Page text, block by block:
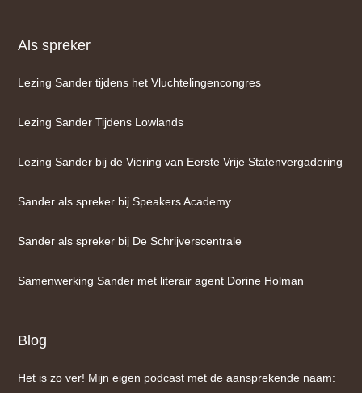
Als spreker
Lezing Sander tijdens het Vluchtelingencongres
Lezing Sander Tijdens Lowlands
Lezing Sander bij de Viering van Eerste Vrije Statenvergadering
Sander als spreker bij Speakers Academy
Sander als spreker bij De Schrijverscentrale
Samenwerking Sander met literair agent Dorine Holman
Blog
Het is zo ver! Mijn eigen podcast met de aansprekende naam: